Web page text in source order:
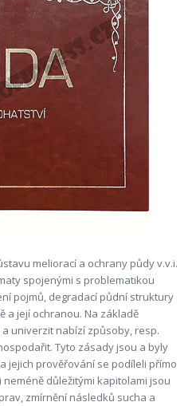
meliorací a ochrany půdy v.v.i.
spojenými s problematikou
pojmů, degradací půdní struktury
a její ochranou. Na základě
univerzit nabízí způsoby, resp.
Tyto zásady jsou a byly
jejich prověřování se podíleli přímo
neméně důležitými kapitolami jsou
zmírnění následků sucha a